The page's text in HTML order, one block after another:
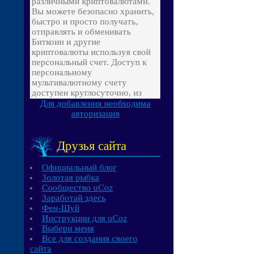
Для добавления необходима
авторизация
Друзья сайта
Официальный блог
Золотая рыбка
Сообщество uCoz
Заработай здесь
Фен-Шуй
Инструкции для uCoz
Выбери меня
Все для создания своего
сайта